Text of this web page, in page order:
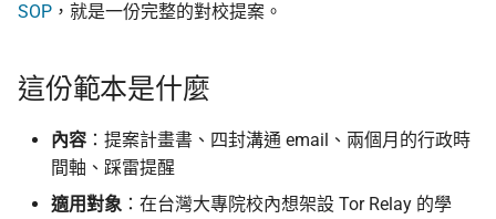
隱私
SOP ，就是一份完整的對校提案。
這份範本是什麼
內容 ：提案計畫書、四封溝通 email、兩個月的行政時
間軸、踩雷提醒
適用對象 ：在台灣大專院校內想架設 Tor Relay 的學